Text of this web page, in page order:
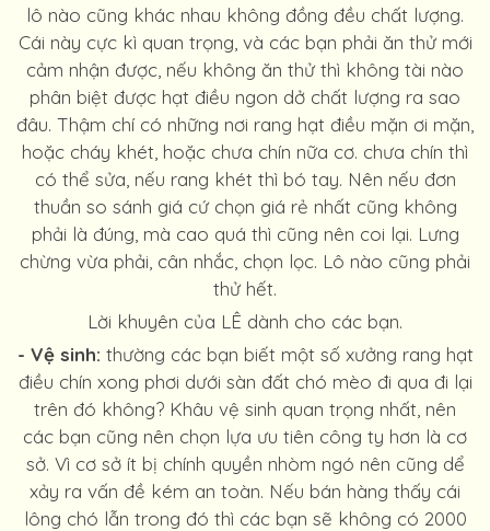
lô nào cũng khác nhau không đồng đều chất lượng.
Cái này cực kì quan trọng, và các bạn phải ăn thử mới
cảm nhận được, nếu không ăn thử thì không tài nào
phân biệt được hạt điều ngon dở chất lượng ra sao
đâu. Thậm chí có những nơi rang hạt điều mặn ơi mặn,
hoặc cháy khét, hoặc chưa chín nữa cơ. chưa chín thì
có thể sửa, nếu rang khét thì bó tay. Nên nếu đơn
thuần so sánh giá cứ chọn giá rẻ nhất cũng không
phải là đúng, mà cao quá thì cũng nên coi lại. Lưng
chừng vừa phải, cân nhắc, chọn lọc. Lô nào cũng phải
thử hết.
Lời khuyên của LÊ dành cho các bạn.
- Vệ sinh: thường các bạn biết một số xưởng rang hạt
điều chín xong phơi dưới sàn đất chó mèo đi qua đi lại
trên đó không? Khâu vệ sinh quan trọng nhất, nên
các bạn cũng nên chọn lựa ưu tiên công ty hơn là cơ
sở. Vì cơ sở ít bị chính quyền nhòm ngó nên cũng dể
xảy ra vấn đề kém an toàn. Nếu bán hàng thấy cái
lông chó lẫn trong đó thì các bạn sẽ không có 2000